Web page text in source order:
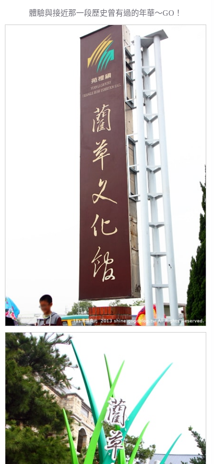
體驗與接近那一段歷史曾有過的年華～GO！